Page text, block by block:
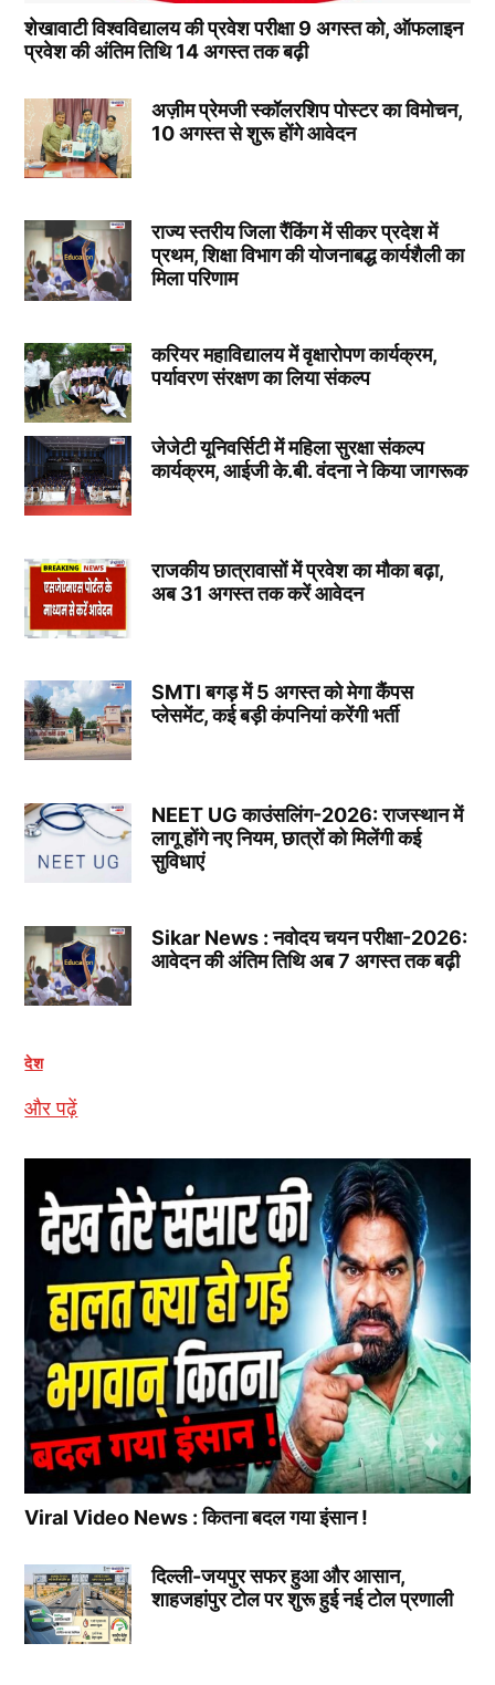
शेखावाटी विश्वविद्यालय की प्रवेश परीक्षा 9 अगस्त को, ऑफलाइन
प्रवेश की अंतिम तिथि 14 अगस्त तक बढ़ी
अज़ीम प्रेमजी स्कॉलरशिप पोस्टर का विमोचन,
10 अगस्त से शुरू होंगे आवेदन
राज्य स्तरीय जिला रैंकिंग में सीकर प्रदेश में
प्रथम, शिक्षा विभाग की योजनाबद्ध कार्यशैली का
मिला परिणाम
करियर महाविद्यालय में वृक्षारोपण कार्यक्रम,
पर्यावरण संरक्षण का लिया संकल्प
जेजेटी यूनिवर्सिटी में महिला सुरक्षा संकल्प
कार्यक्रम, आईजी के.बी. वंदना ने किया जागरूक
राजकीय छात्रावासों में प्रवेश का मौका बढ़ा,
अब 31 अगस्त तक करें आवेदन
SMTI बगड़ में 5 अगस्त को मेगा कैंपस
प्लेसमेंट, कई बड़ी कंपनियां करेंगी भर्ती
NEET UG काउंसलिंग-2026: राजस्थान में
लागू होंगे नए नियम, छात्रों को मिलेंगी कई
सुविधाएं
Sikar News : नवोदय चयन परीक्षा-2026:
आवेदन की अंतिम तिथि अब 7 अगस्त तक बढ़ी
देश
और पढ़ें
Viral Video News : कितना बदल गया इंसान !
दिल्ली-जयपुर सफर हुआ और आसान,
शाहजहांपुर टोल पर शुरू हुई नई टोल प्रणाली